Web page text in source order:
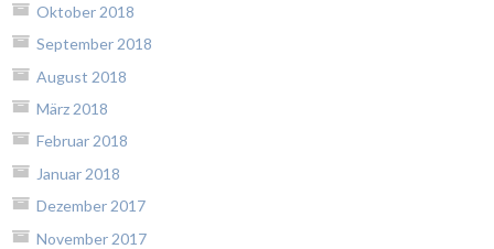
Oktober 2018
September 2018
August 2018
März 2018
Februar 2018
Januar 2018
Dezember 2017
November 2017